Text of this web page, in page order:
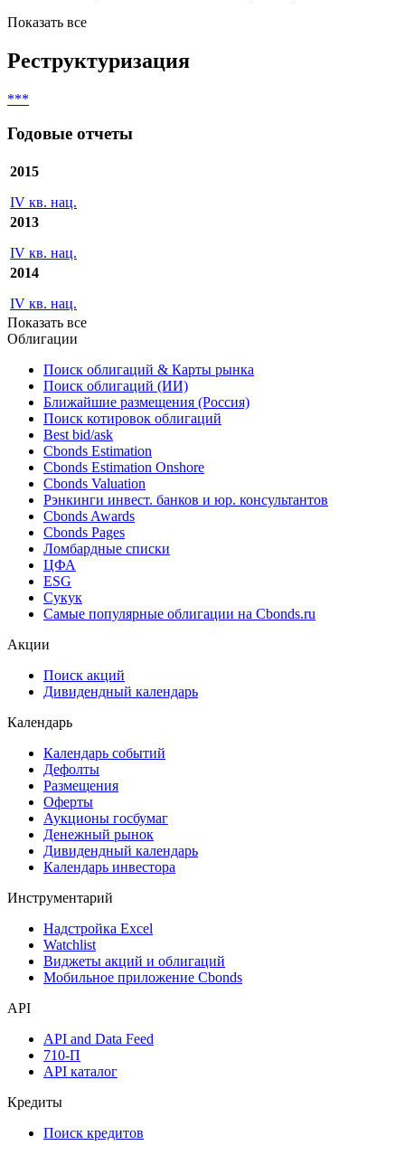
Показать все
Реструктуризация
***
Годовые отчеты
2015
IV кв. нац.
2013
IV кв. нац.
2014
IV кв. нац.
Показать все
Облигации
Поиск облигаций & Карты рынка
Поиск облигаций (ИИ)
Ближайшие размещения (Россия)
Поиск котировок облигаций
Best bid/ask
Cbonds Estimation
Cbonds Estimation Onshore
Cbonds Valuation
Рэнкинги инвест. банков и юр. консультантов
Cbonds Awards
Cbonds Pages
Ломбардные списки
ЦФА
ESG
Сукук
Самые популярные облигации на Cbonds.ru
Акции
Поиск акций
Дивидендный календарь
Календарь
Календарь событий
Дефолты
Размещения
Оферты
Аукционы госбумаг
Денежный рынок
Дивидендный календарь
Календарь инвестора
Инструментарий
Надстройка Excel
Watchlist
Виджеты акций и облигаций
Мобильное приложение Cbonds
API
API and Data Feed
710-П
API каталог
Кредиты
Поиск кредитов